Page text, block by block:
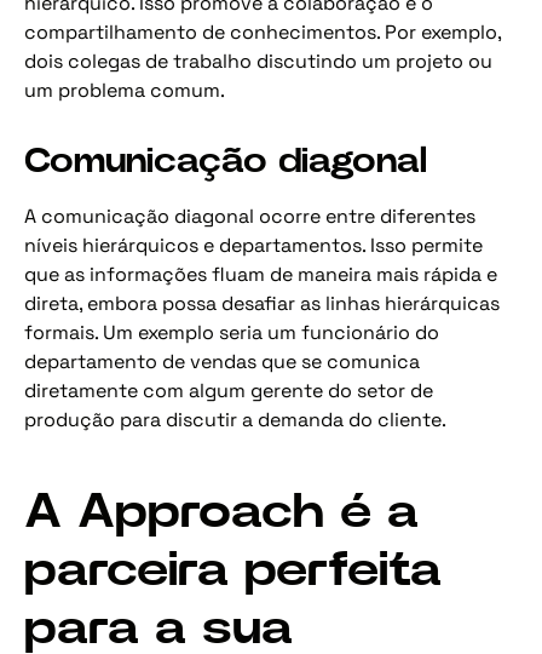
compartilhamento de conhecimentos. Por exemplo,
dois colegas de trabalho discutindo um projeto ou
um problema comum.
Comunicação diagonal
A comunicação diagonal ocorre entre diferentes
níveis hierárquicos e departamentos. Isso permite
que as informações fluam de maneira mais rápida e
direta, embora possa desafiar as linhas hierárquicas
formais. Um exemplo seria um funcionário do
departamento de vendas que se comunica
diretamente com algum gerente do setor de
produção para discutir a demanda do cliente.
A Approach é a
parceira perfeita
para a sua